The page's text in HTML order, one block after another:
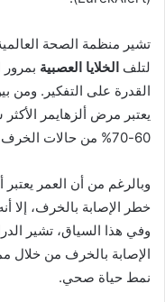
تشير منظمة الصحة
لتلف الخلايا العصبية
القدرة على التفكير. ومن
يعتبر مرض ألزهايمر
60-70% من حالات الخرف.
وبالرغم من أن العمر يعتبر
خطر الإصابة بالخرف، إلا
وفي هذا السياق، تشير
الإصابة بالخرف من خلال
نمط حياة صحي.